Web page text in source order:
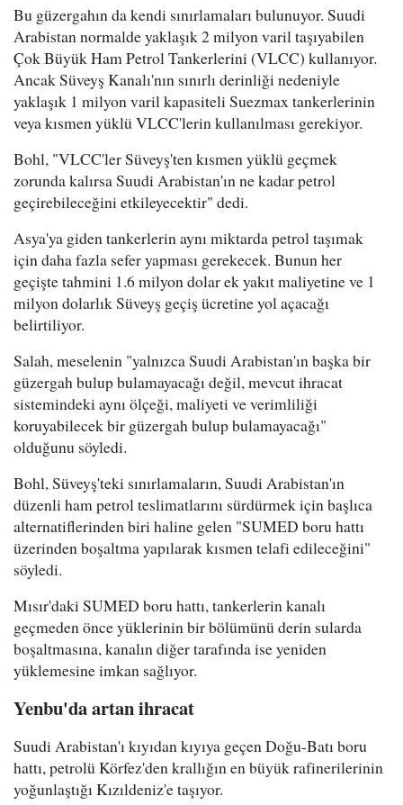
Bu güzergahın da kendi sınırlamaları bulunuyor. Suudi
Arabistan normalde yaklaşık 2 milyon varil taşıyabilen
Çok Büyük Ham Petrol Tankerlerini (VLCC) kullanıyor.
Ancak Süveyş Kanalı'nın sınırlı derinliği nedeniyle
yaklaşık 1 milyon varil kapasiteli Suezmax tankerlerinin
veya kısmen yüklü VLCC'lerin kullanılması gerekiyor.
Bohl, "VLCC'ler Süveyş'ten kısmen yüklü geçmek
zorunda kalırsa Suudi Arabistan'ın ne kadar petrol
geçirebileceğini etkileyecektir" dedi.
Asya'ya giden tankerlerin aynı miktarda petrol taşımak
için daha fazla sefer yapması gerekecek. Bunun her
geçişte tahmini 1.6 milyon dolar ek yakıt maliyetine ve 1
milyon dolarlık Süveyş geçiş ücretine yol açacağı
belirtiliyor.
Salah, meselenin "yalnızca Suudi Arabistan'ın başka bir
güzergah bulup bulamayacağı değil, mevcut ihracat
sistemindeki aynı ölçeği, maliyeti ve verimliliği
koruyabilecek bir güzergah bulup bulamayacağı"
olduğunu söyledi.
Bohl, Süveyş'teki sınırlamaların, Suudi Arabistan'ın
düzenli ham petrol teslimatlarını sürdürmek için başlıca
alternatiflerinden biri haline gelen "SUMED boru hattı
üzerinden boşaltma yapılarak kısmen telafi edileceğini"
söyledi.
Mısır'daki SUMED boru hattı, tankerlerin kanalı
geçmeden önce yüklerinin bir bölümünü derin sularda
boşaltmasına, kanalın diğer tarafında ise yeniden
yüklemesine imkan sağlıyor.
Yenbu'da artan ihracat
Suudi Arabistan'ı kıyıdan kıyıya geçen Doğu-Batı boru
hattı, petrolü Körfez'den krallığın en büyük rafinerilerinin
yoğunlaştığı Kızıldeniz'e taşıyor.